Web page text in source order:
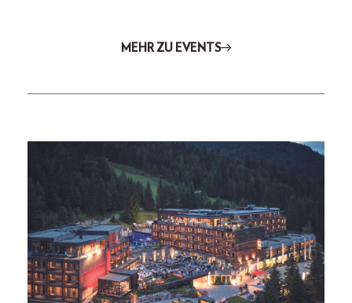
MEHR ZU EVENTS